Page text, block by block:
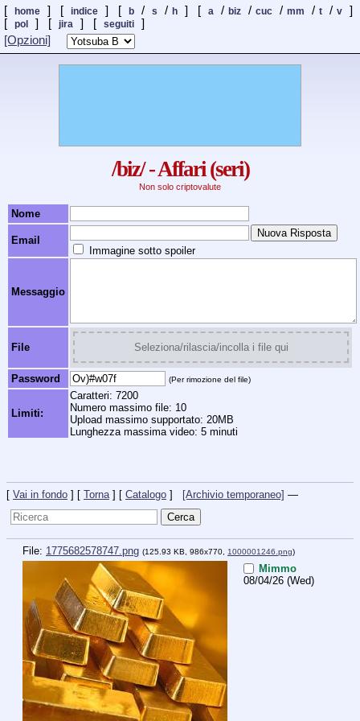
[ home ] [ indice ] [ b / s / h ] [ a / biz / cuc / mm / t / v
]
[
pol ] [ jira ] [ seguiti
]
[Opzioni]
/biz/ - Affari (seri)
Non solo criptovalute
Nome
Email
Immagine sotto spoiler
Messaggio
File Seleziona/rilascia/incolla i file qui
Password (Per rimozione del file)
Limiti:
Caratteri: 7200
Numero massimo file: 10
Upload massimo supportato: 20MB
Lunghezza massima video: 5 minuti
[ Vai in fondo ] [ Torna ] [ Catalogo ] [Archivio temporaneo] —
File: 1775682578747.png (125.93 KB, 986x770, 1000001246.png)
Mimmo
08/04/26 (Wed)